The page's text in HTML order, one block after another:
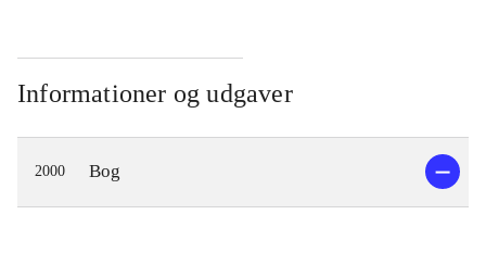
Informationer og udgaver
2000 Bog